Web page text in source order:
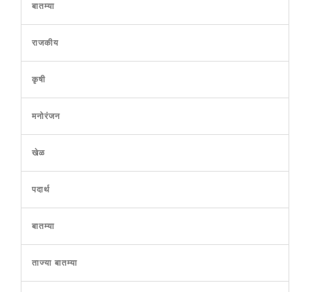
बातम्या
राजकीय
कृषी
मनोरंजन
खेळ
पदार्थ
बातम्या
ताज्या बातम्या